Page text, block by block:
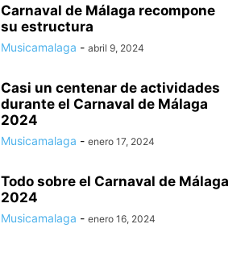
Carnaval de Málaga recompone
su estructura
Musicamalaga - abril 9, 2024
Casi un centenar de actividades
durante el Carnaval de Málaga
2024
Musicamalaga - enero 17, 2024
Todo sobre el Carnaval de Málaga
2024
Musicamalaga - enero 16, 2024